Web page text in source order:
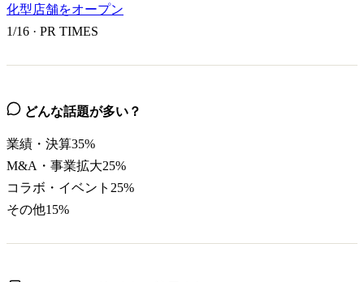
化型店舗をオープン
1/16 · PR TIMES
どんな話題が多い？
業績・決算35%
M&A・事業拡大25%
コラボ・イベント 25%
その他15%